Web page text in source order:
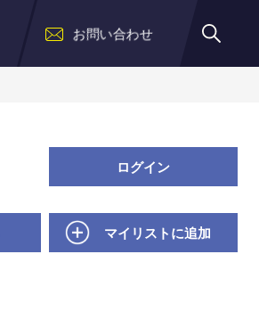
お問い合わせ
ログイン
マイリストに追加